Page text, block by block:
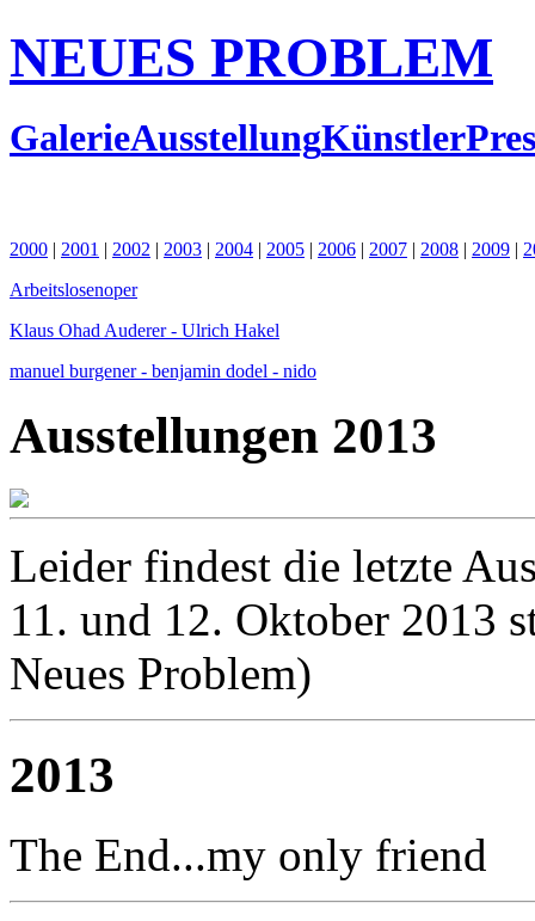
NEUES PROBLEM
GalerieAusstellungKünstler
2000 | 2001 | 2002 | 2003 | 2004 | 2005 | 2006 | 2007 | 2008 | 2009 |
Arbeitslosenoper
Klaus Ohad Auderer - Ulrich Hakel
manuel burgener - benjamin dodel - nido
Ausstellungen 2013
Leider findest die letzte
11. und 12. Oktober 2013
Neues Problem)
2013
The End...my only friend